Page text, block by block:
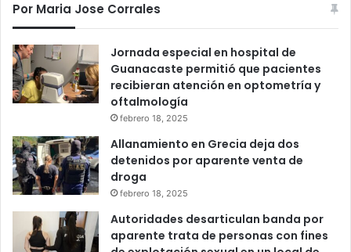
Por Maria Jose Corrales
Jornada especial en hospital de
Guanacaste permitió que pacientes
recibieran atención en optometría y
oftalmología
febrero 18, 2025
Allanamiento en Grecia deja dos
detenidos por aparente venta de
droga
febrero 18, 2025
Autoridades desarticulan banda por
aparente trata de personas con fines